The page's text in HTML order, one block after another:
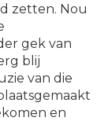
zetten. Nou
gek van
blij
van die
en